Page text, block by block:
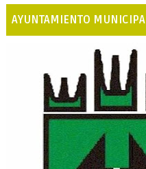
AYUNTAMIENTO